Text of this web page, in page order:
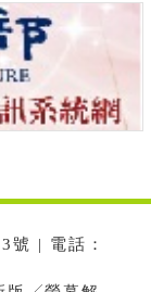
號 | 電話：